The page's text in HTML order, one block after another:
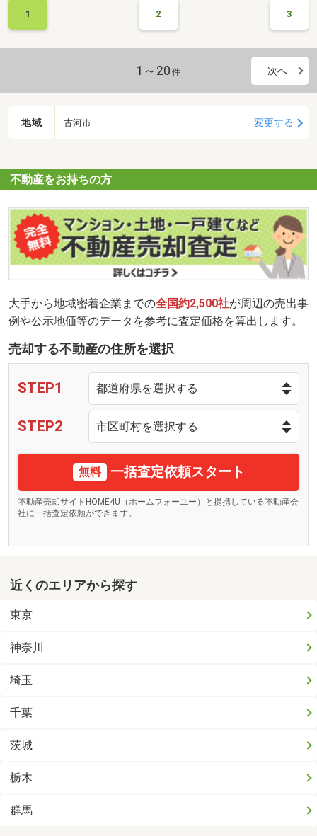
1 2 3
1～20 件 次へ
地域 古河市 変更する
不動産をお持ちの方
大手から地域密着企業までの全国約2,500社が周辺の売出事
例や公示地価等のデータを参考に査定価格を算出します。
売却する不動産の住所を選択
STEP1
STEP2
無料 一括査定依頼スタート
不動産売却サイトHOME4U（ホームフォーユー）と提携している不動産会
社に一括査定依頼ができます。
近くのエリアから探す
東京
神奈川
埼玉
千葉
茨城
栃木
群馬